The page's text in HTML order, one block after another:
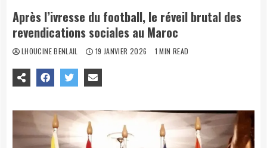
Après l’ivresse du football, le réveil brutal des
revendications sociales au Maroc
LHOUCINE BENLAIL 19 JANVIER 2026 1 MIN READ